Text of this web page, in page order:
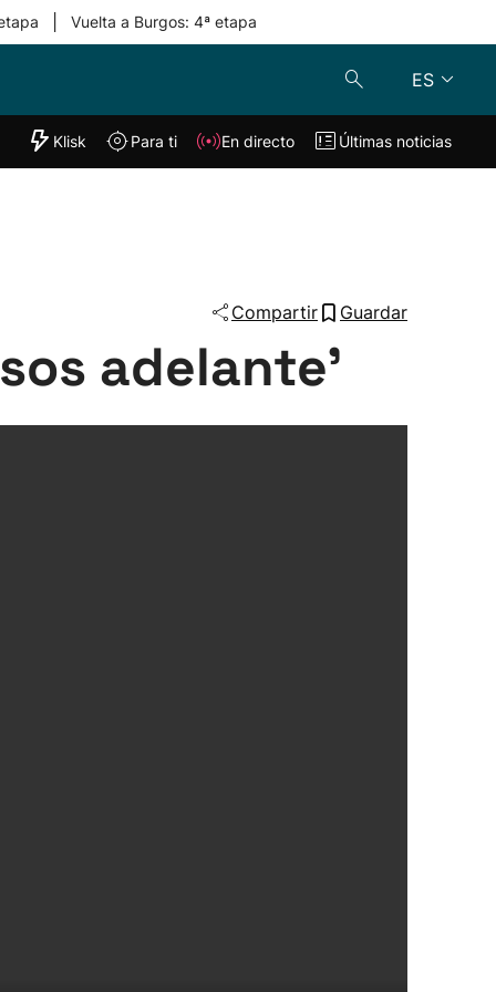
Vuelta a Burgos: 4ª etapa
ES
"Helmuga"
Klisk En directo
Klisk Para ti En directo Últimas noticias
Compartir Guardar
adelante'